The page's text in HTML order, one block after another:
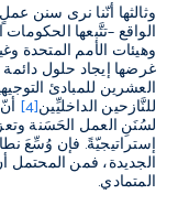
وثالثها أنّنا نرى سنن
الواقع –تتَّبعها
وهيئات الأمم المتحدة
غرضها إيجاد حلول
العشرين للمبادئ
للنَّازحين الداخليِّين[4]
لسُنَنِ العمل الحَسَنة
إستراتيجيّةً. فإن وُسِّعَ
الجديدة، فمن المحتمل
المتمادي.